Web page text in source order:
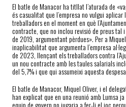
El batle de Manacor ha titllat l’aturada de
és casualitat que l’empresa no vulgui
treballadors en el moment en què
contracte, que no inclou revisió de preus
de 2019, argumentant pèrdues». Per a
inaplicabilitat que argumenta l’empresa
de 2023, llençant els treballadors contra
un nou contracte amb les taules salarials
del 5,7% i que qui assumeixi aquesta
El batle de Manacor, Miquel Oliver, i el
han explicat que en una reunió amb Lumsa
equip de govern no jugaria a fer-li el joc